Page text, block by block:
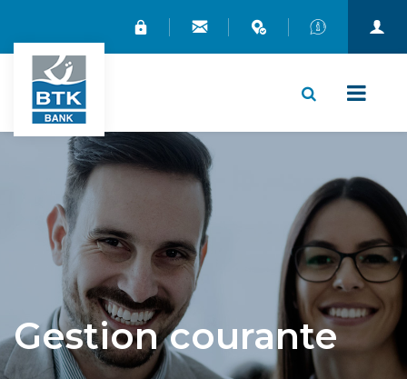
Gestion courante